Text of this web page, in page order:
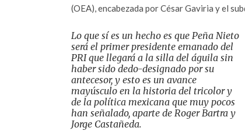
(OEA), encabezada por César Gaviria y el
Lo que sí es un hecho es que Peña Nieto
será el primer presidente emanado del
PRI que llegará a la silla del águila sin
haber sido dedo-designado por su
antecesor, y esto es un avance
mayúsculo en la historia del tricolor y
de la política mexicana que muy pocos
han señalado, aparte de Roger Bartra y
Jorge Castañeda.